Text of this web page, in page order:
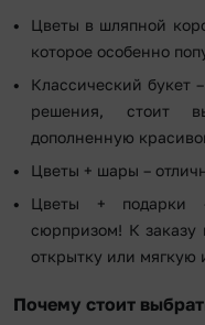
Цветы в шляпной
которое особенно
Классический букет
решения, стоит
дополненную
Цветы + шары –
Цветы + подарки
сюрпризом! К заказу
открытку или мягкую
Почему стоит